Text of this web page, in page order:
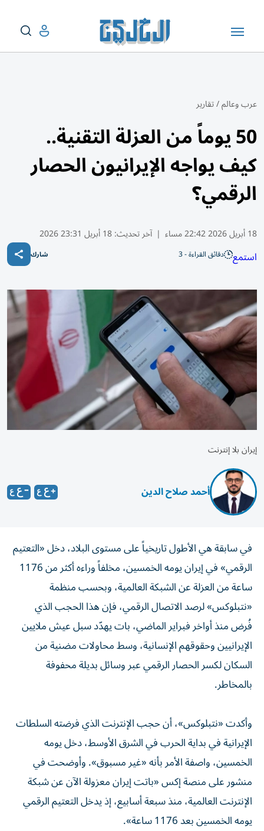
عرب وعالم/تقارير
50 يوماً من العزلة التقنية..
كيف يواجه الإيرانيون الحصار
الرقمي؟
18 أبريل 2026 22:42 مساء | آخر تحديث:18 أبريل 23:31 2026
استمع دقائق القراءة - 3 شارك
إيران بلا إنترنت
أحمد صلاح الدين
في سابقة هي الأطول تاريخياً على مستوى البلاد، دخل «التعتيم
الرقمي» في إيران يومه الخمسين، مخلفاً وراءه أكثر من 1176
ساعة من العزلة عن الشبكة العالمية، وبحسب منظمة
«نتبلوكس» لرصد الاتصال الرقمي، فإن هذا الحجب الذي
فُرض منذ أواخر فبراير الماضي، بات يهدّد سبل عيش ملايين
الإيرانيين وحقوقهم الإنسانية، وسط محاولات مضنية من
السكان لكسر الحصار الرقمي عبر وسائل بديلة محفوفة
بالمخاطر.
وأكدت «نتبلوكس»، أن حجب الإنترنت الذي فرضته السلطات
الإيرانية في بداية الحرب في الشرق الأوسط، دخل يومه
الخمسين، واصفة الأمر بأنه «غير مسبوق». وأوضحت في
منشور على منصة إكس «باتت إيران معزولة الآن عن شبكة
الإنترنت العالمية، منذ سبعة أسابيع، إذ يدخل التعتيم الرقمي
يومه الخمسين بعد 1176 ساعة».